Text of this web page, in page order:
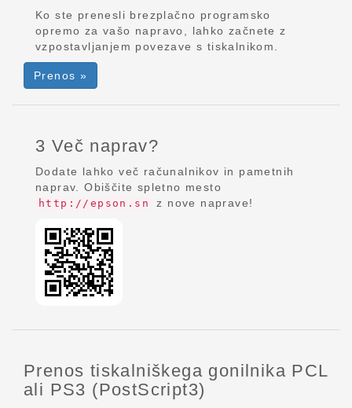
Ko ste prenesli brezplačno programsko
opremo za vašo napravo, lahko začnete z
vzpostavljanjem povezave s tiskalnikom.
Prenos »
3 Več naprav?
Dodate lahko več računalnikov in pametnih
naprav. Obiščite spletno mesto
http://epson.sn z nove naprave!
Prenos tiskalniškega gonilnika PCL
ali PS3 (PostScript3)